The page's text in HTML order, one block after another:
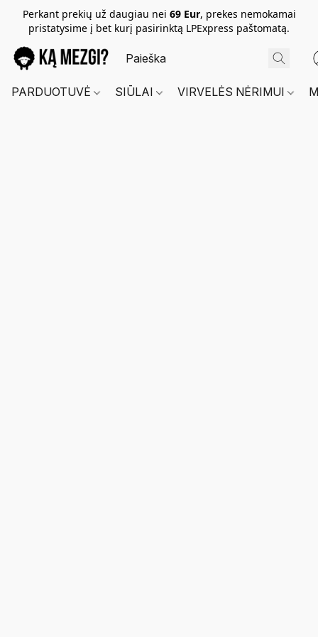
Perkant prekių už daugiau nei 69 Eur, prekes nemokamai
pristatysime į bet kurį pasirinktą LPExpress paštomatą.
PARDUOTUVĖ SIŪLAI VIRVELĖS NĖRIMUI